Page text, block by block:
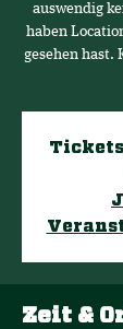
auswendig
haben
gesehen hast.
Zeit &